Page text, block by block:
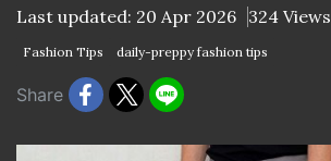
Last updated: 20 Apr 2026 324 Views
Fashion Tips daily-preppy fashion tips
Share